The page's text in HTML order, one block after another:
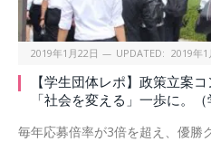
2019年1月22日 UPDATED: 2019年1
【学生団体レポ】政策立案
「社会を変える」一歩に。（
毎年応募倍率が3倍を超え、優勝